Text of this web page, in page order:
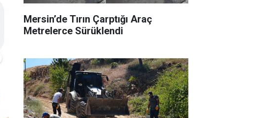
Mersin’de Tırın Çarptığı Araç
Metrelerce Sürüklendi